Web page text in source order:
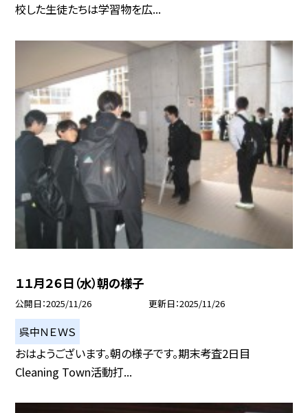
校した生徒たちは学習物を広...
１１月２６日（水）朝の様子
公開日 2025/11/26 更新日 2025/11/26
呉中ＮＥＷＳ
おはようございます。朝の様子です。期末考査2日目
Cleaning Town活動打...